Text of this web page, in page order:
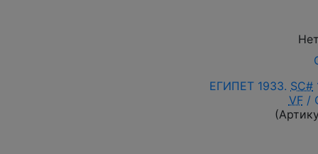
ЕГИПЕТ 1933. SC#
VF/